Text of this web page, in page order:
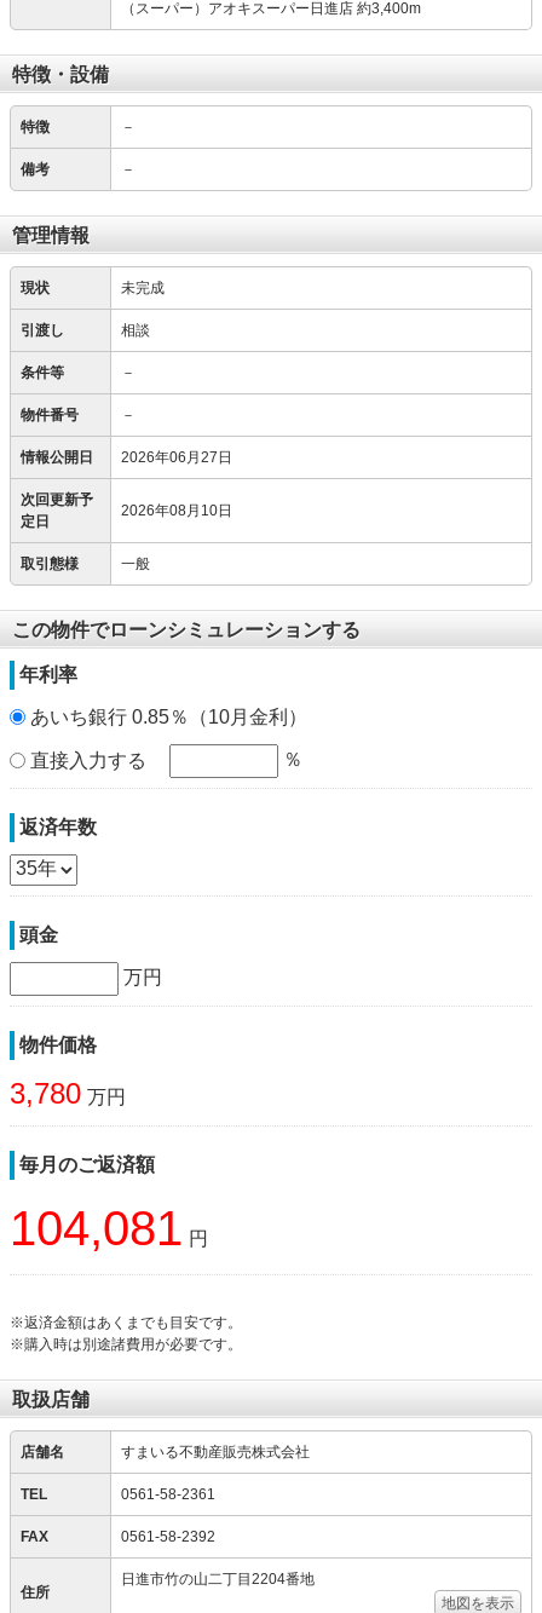
（スーパー）アオキスーパー日進店 約3,400m
特徴・設備
特徴 －
備考 －
管理情報
現状 未完成
引渡し 相談
条件等 －
物件番号 －
情報公開日 2026年06月27日
次回更新予
定日
2026年08月10日
取引態様 一般
この物件でローンシミュレーションする
年利率
あいち銀行 0.85％（10月金利）
直接入力する ％
返済年数
頭金
万円
物件価格
3,780 万円
毎月のご返済額
104,081 円
※返済金額はあくまでも目安です。
※購入時は別途諸費用が必要です。
取扱店舗
店舗名 すまいる不動産販売株式会社
TEL 0561-58-2361
FAX 0561-58-2392
住所
日進市竹の山二丁目2204番地
地図を表示